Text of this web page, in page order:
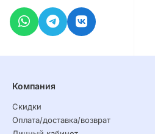
Компания
Скидки
Оплата/доставка/возврат